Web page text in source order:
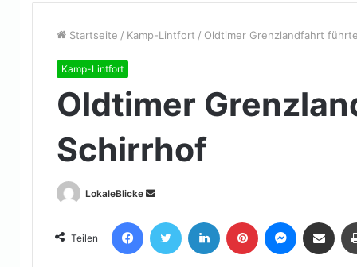
Startseite / Kamp-Lintfort / Oldtimer Grenzlandfahrt
Kamp-Lintfort
Oldtimer
Schirrhof
LokaleBlicke
Sende
eine
E-
Teilen
FacebookTwitter LinkedIn Pinterest Messenger
Teile per E-Mail